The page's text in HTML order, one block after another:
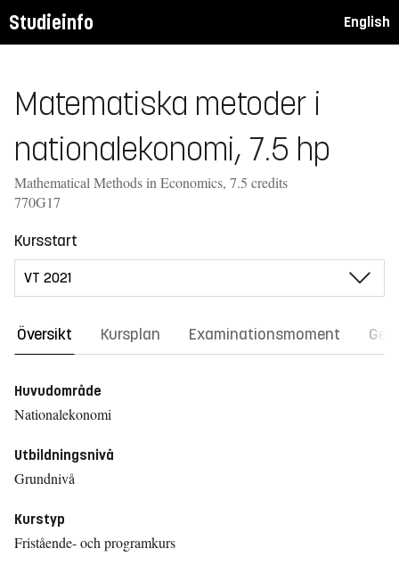
Studieinfo English
Matematiska metoder i
nationalekonomi, 7.5 hp
Mathematical Methods in Economics, 7.5 credits
770G17
Kursstart
Översikt Kursplan Examinationsmoment
Huvudområde
Nationalekonomi
Utbildningsnivå
Grundnivå
Kurstyp
Fristående- och programkurs